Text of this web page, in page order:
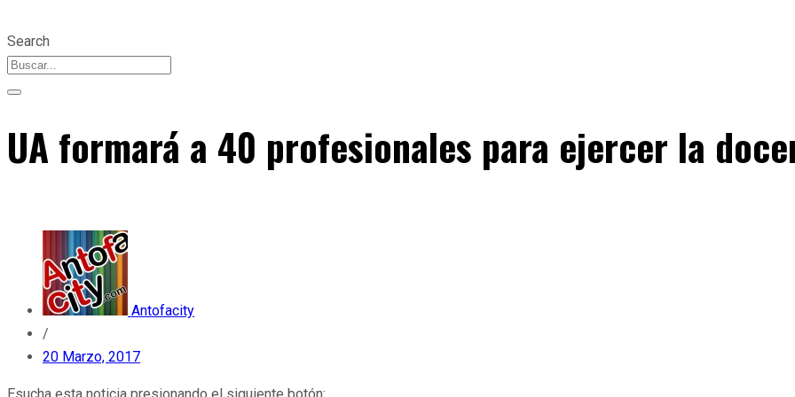
Search
UA formará a 40 profesionales para ejercer la
Antofacity
/
20 Marzo, 2017